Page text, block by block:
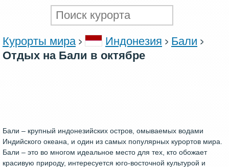
Курорты мира Индонезия
Бали
Отдых на Бали в октябре
Бали – крупный индонезийских остров, омываемых водами
Индийского океана, и один из самых популярных курортов мира.
Бали – это во многом идеальное место для тех, кто обожает
красивую природу, интересуется юго-восточной культурой и